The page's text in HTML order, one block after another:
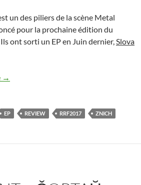
un des piliers de la scène Metal
pour la prochaine édition du
ont sorti un EP en Juin dernier,Slova
ZNICH – SLOVA ZIAMLI [FR]
→
EP REVIEW RRF2017 ZNICH